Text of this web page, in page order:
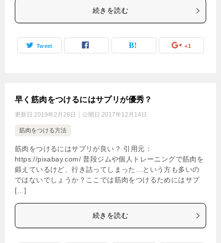
続きを読む
Tweet +1
早く筋肉をつけるにはサプリが優秀？
更新日:2019年2月28日 公開日:2017年12月14日
筋肉をつける方法
筋肉をつけるにはサプリが良い？ 引用元：
https://pixabay.com/ 普段ジムや個人トレーニングで筋肉を
鍛えているけど、行き詰ってしまった…という方も多いの
ではないでしょうか？ここでは筋肉をつけるためにはサプ
[…]
続きを読む